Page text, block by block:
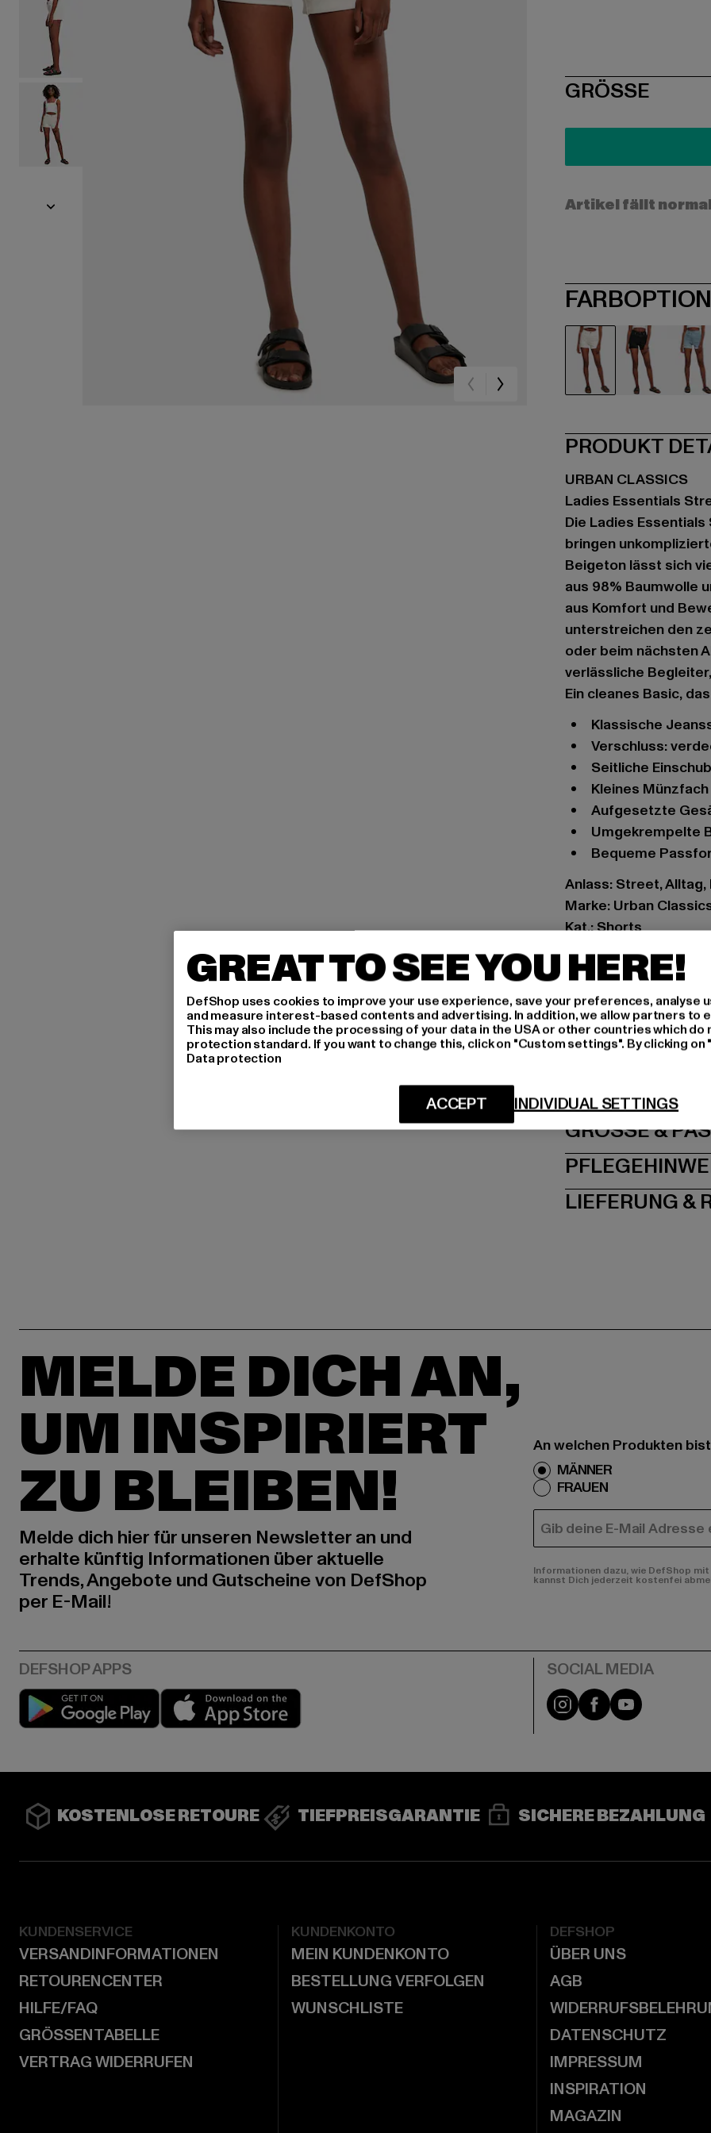
SIZE
GRÖSSE
Artikel fällt
PRODUKT
URBAN CLASSICS
Ladies Essentials
Die Ladies
bringen
Beigeton lässt sich
aus 98% Baumwolle
aus Komfort und
unterstreichen den
oder beim nächsten
verlässliche
Ein cleanes Basic,
Klassische
Verschluss:
Seitliche
Kleines Münzfach
Aufgesetzte
Umgekrempelte
Bequeme
Anlass: Street,
Marke: Urban
Kat.: Shorts
Farbe: beige
Hersteller Farbe:
Art.Nr: TB4796-03681
Hersteller: TB
Dr.-Robert-Murjahn-
GRÖSSE
LIEFERUNG &
MELDE DICH AN,
UM INSPIRIERT
ZU BLEIBEN!
Melde dich hier für unseren Newsletter an und
erhalte künftig Informationen über aktuelle
Trends, Angebote und Gutscheine von DefShop
per E-Mail!
An welchen Produkten
MÄNNER
FRAUEN
E-MAIL
Informationen dazu, wie DefShop
kannst Dich jederzeit kostenfei
Play market Instagram
FacebookYouTube
KOSTENLOSE RETOURE TIEFPREISGARANTIE SICHERE BEZAHLUNG
KUNDENSERVICE
VERSANDINFORMATIONEN
RETOURENCENTER
HILFE/FAQ
GRÖSSENTABELLE
VERTRAG WIDERRUFEN
KUNDENKONTO
MEIN KUNDENKONTO
BESTELLUNG VERFOLGEN
WUNSCHLISTE
DEFSHOP
ÜBER UNS
AGB
DATENSCHUTZ
IMPRESSUM
INSPIRATION
MAGAZIN
GREAT TO SEE YOU HERE!
DefShop uses cookies to improve your use experience, save your preferences, analyse
and measure interest-based contents and advertising. In addition, we allow partners to
This may also include the processing of your data in the USA or other countries which do
protection standard. If you want to change this, click on "Custom settings". By clicking
Data protection
INDIVIDUAL SETTINGS
ACCEPT